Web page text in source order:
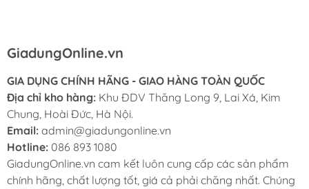
GiadungOnline.vn
GIA DỤNG CHÍNH HÃNG - GIAO HÀNG TOÀN QUỐC
Địa chỉ kho hàng: Khu ĐDV Thăng Long 9, Lai Xá, Kim
Chung, Hoài Đức, Hà Nội.
Email: admin@giadungonline.vn
Hotline: 086 893 1080
GiadungOnline.vn cam kết luôn cung cấp các sản phẩm
chính hãng, chất lượng tốt, giá cả phải chăng nhất. Chúng